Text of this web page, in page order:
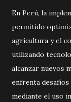
En Perú, la
permitido
agricultura y el
utilizando
alcanzar nuevos
enfrenta desafíos
mediante el uso